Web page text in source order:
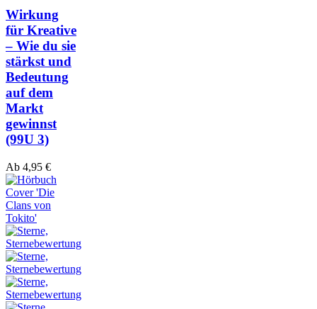
Wirkung
für Kreative
– Wie du sie
stärkst und
Bedeutung
auf dem
Markt
gewinnst
(99U 3)
Ab 4,95 €